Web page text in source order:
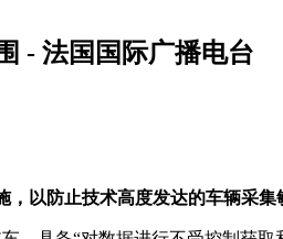
- 法国国际广播电台
以防止技术高度发达的车辆采集